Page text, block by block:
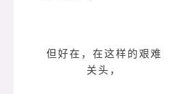
但好在，在这样的艰难
关头，